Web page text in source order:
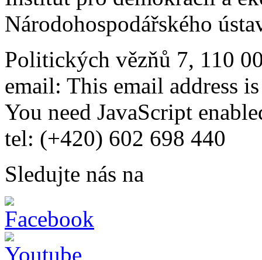
Národohospodářského
Politických vězňů 7, 110
email: This email address
You need JavaScript
tel: (+420) 602 698 440
Sledujte nás na